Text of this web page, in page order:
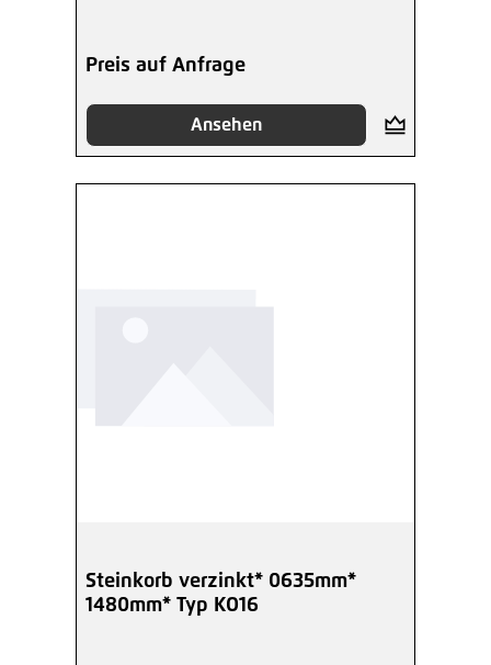
Preis auf Anfrage
Ansehen
Steinkorb verzinkt* 0635mm*
1480mm* Typ KO16